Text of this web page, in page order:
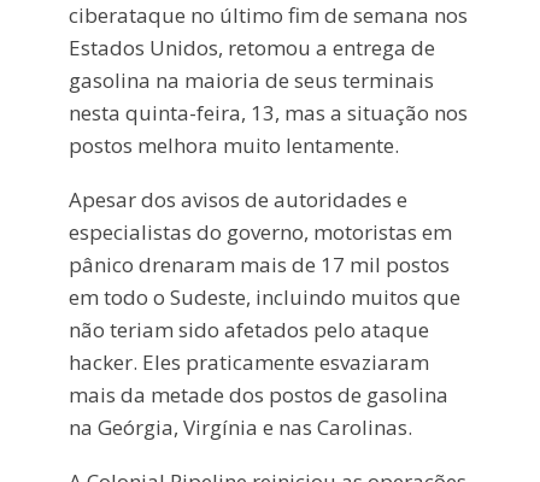
ciberataque no último fim de semana nos
Estados Unidos, retomou a entrega de
gasolina na maioria de seus terminais
nesta quinta-feira, 13, mas a situação nos
postos melhora muito lentamente.
Apesar dos avisos de autoridades e
especialistas do governo, motoristas em
pânico drenaram mais de 17 mil postos
em todo o Sudeste, incluindo muitos que
não teriam sido afetados pelo ataque
hacker. Eles praticamente esvaziaram
mais da metade dos postos de gasolina
na Geórgia, Virgínia e nas Carolinas.